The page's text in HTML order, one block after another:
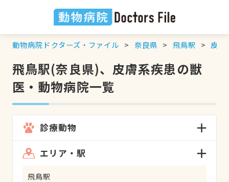
動物病院ドクターズ・ファイル 奈良県 飛鳥駅 皮膚
飛鳥駅(奈良県)、皮膚系疾患の獣
医・動物病院一覧
診療動物
エリア・駅
飛鳥駅